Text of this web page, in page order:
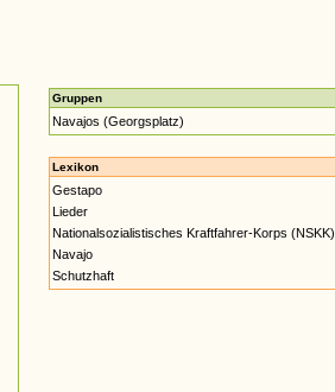
Gruppen
Navajos (Georgsplatz)
Lexikon
Gestapo
Lieder
Nationalsozialistisches Kraftfahrer-Korps (NSKK)
Navajo
Schutzhaft